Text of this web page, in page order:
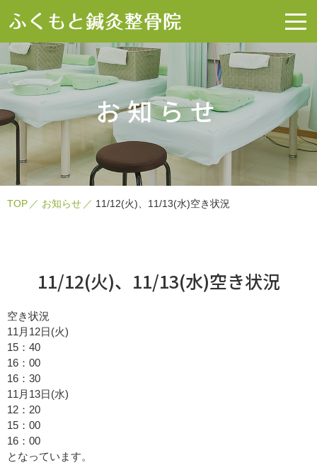
お知らせ
TOP お知らせ 11/12(火)、11/13(水)空き状況
11/12(火)、11/13(水)空き状況
空き状況
11月12日(火)
15：40
16：00
16：30
11月13日(水)
12：20
15：00
16：00
となっています。